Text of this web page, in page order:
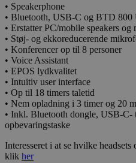
• Speakerphone
• Bluetooth, USB-C og BTD 800
• Erstatter PC/mobile speakers og
• Støj- og ekkoreducerende
• Konferencer op til 8 personer
• Voice Assistant
• EPOS lydkvalitet
• Intuitiv user interface
• Op til 18 timers taletid
• Nem opladning i 3 timer og 20
• Inkl. Bluetooth dongle, USB-C-
opbevaringstaske
Interesseret i at se hvilke
klik her